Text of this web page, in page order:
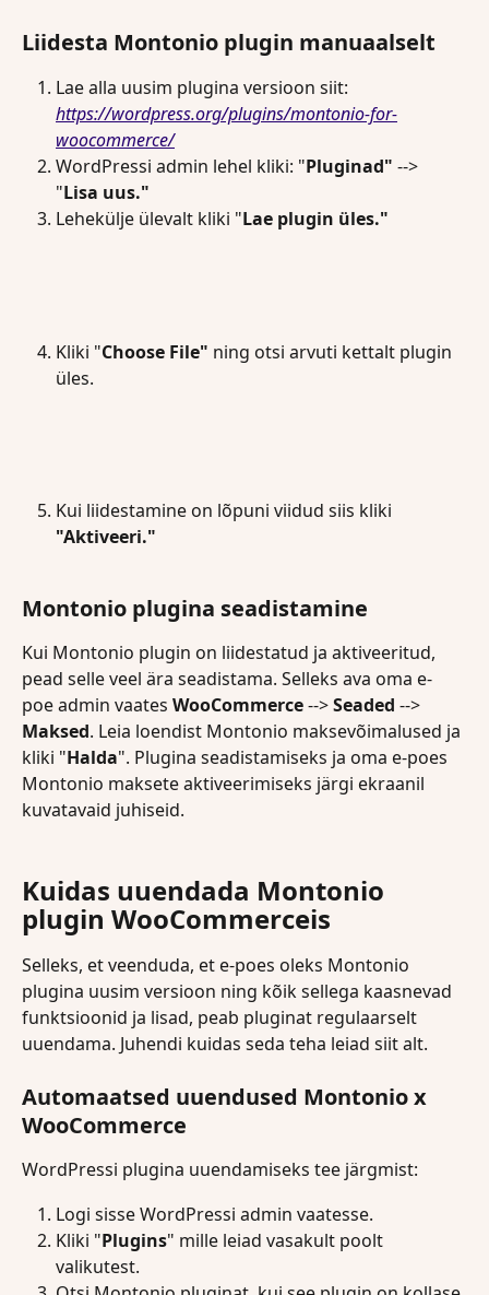
Liidesta Montonio plugin manuaalselt
Lae alla uusim plugina versioon siit:
https://wordpress.org/plugins/montonio-for-
woocommerce/
WordPressi admin lehel kliki: "Pluginad" -->
"Lisa uus."
Lehekülje ülevalt kliki "Lae plugin üles."
Kliki "Choose File" ning otsi arvuti kettalt plugin
üles.
Kui liidestamine on lõpuni viidud siis kliki
"Aktiveeri."
Montonio plugina seadistamine
Kui Montonio plugin on liidestatud ja aktiveeritud,
pead selle veel ära seadistama. Selleks ava oma e-
poe admin vaates WooCommerce --> Seaded -->
Maksed. Leia loendist Montonio maksevõimalused ja
kliki "Halda". Plugina seadistamiseks ja oma e-poes
Montonio maksete aktiveerimiseks järgi ekraanil
kuvatavaid juhiseid.
Kuidas uuendada Montonio
plugin WooCommerceis
Selleks, et veenduda, et e-poes oleks Montonio
plugina uusim versioon ning kõik sellega kaasnevad
funktsioonid ja lisad, peab pluginat regulaarselt
uuendama. Juhendi kuidas seda teha leiad siit alt.
Automaatsed uuendused Montonio x
WooCommerce
WordPressi plugina uuendamiseks tee järgmist:
Logi sisse WordPressi admin vaatesse.
Kliki "Plugins" mille leiad vasakult poolt
valikutest.